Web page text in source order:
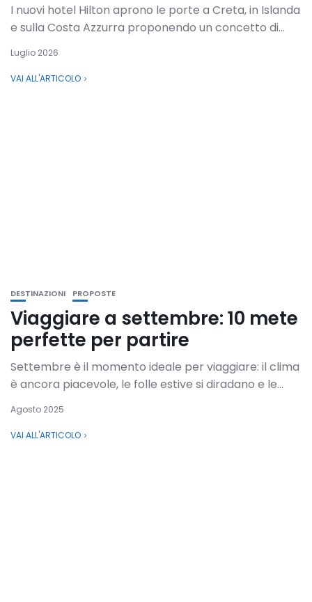
I nuovi hotel Hilton aprono le porte a Creta, in Islanda
e sulla Costa Azzurra proponendo un concetto di...
Luglio 2026
VAI ALL'ARTICOLO
DESTINAZIONI PROPOSTE
Viaggiare a settembre: 10 mete
perfette per partire
Settembre è il momento ideale per viaggiare: il clima
è ancora piacevole, le folle estive si diradano e le...
Agosto 2025
VAI ALL'ARTICOLO